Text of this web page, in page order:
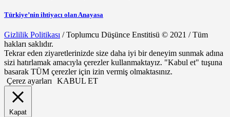
Türkiye’nin ihtiyacı olan Anayasa
Gizlilik Politikası / Toplumcu Düşünce Enstitisü © 2021 / Tüm
hakları saklıdır.
Tekrar eden ziyaretlerinizde size daha iyi bir deneyim sunmak adına
sizi hatırlamak amacıyla çerezler kullanmaktayız. "Kabul et" tuşuna
basarak TÜM çerezler için izin vermiş olmaktasınız.
Çerez ayarları
KABUL ET
Kapat